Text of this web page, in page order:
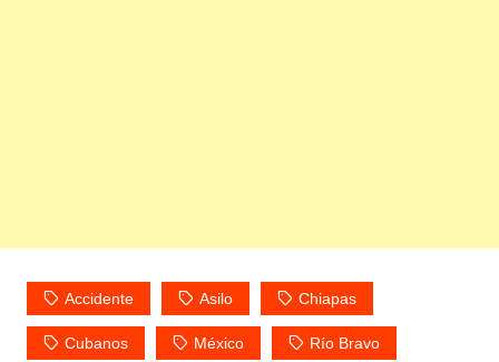
Accidente Asilo Chiapas
Cubanos México Río Bravo